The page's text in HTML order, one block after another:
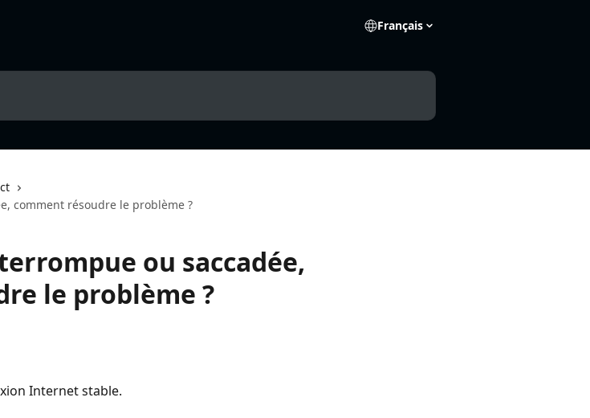
Français
comment résoudre le problème ?
ou saccadée,
le problème ?
Internet stable.